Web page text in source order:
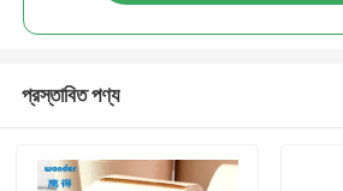
প্রস্তাবিত পণ্য